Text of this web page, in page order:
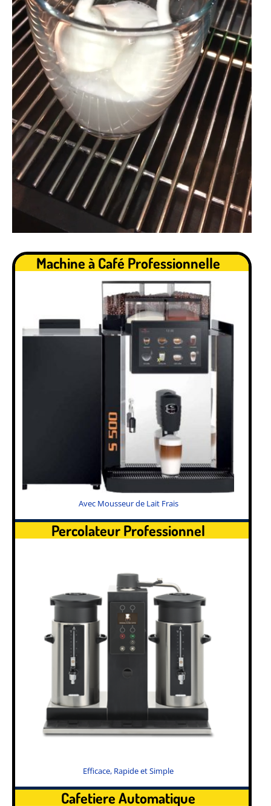
Machine à Café Professionnelle
Avec Mousseur de Lait Frais
Percolateur Professionnel
Efficace, Rapide et Simple
Cafetiere Automatique